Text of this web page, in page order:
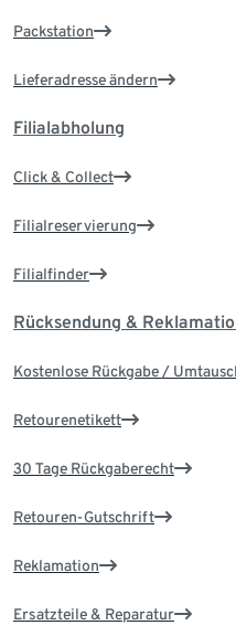
Packstation
Lieferadresse ändern
Filialabholung
Click & Collect
Filialreservierung
Filialfinder
Rücksendung &
Kostenlose Rückgabe /
Retourenetikett
30 Tage Rückgaberecht
Retouren-Gutschrift
Reklamation
Ersatzteile & Reparatur